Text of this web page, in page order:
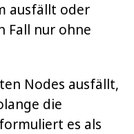
ausfällt oder
Fall nur ohne
Nodes ausfällt,
die
es als